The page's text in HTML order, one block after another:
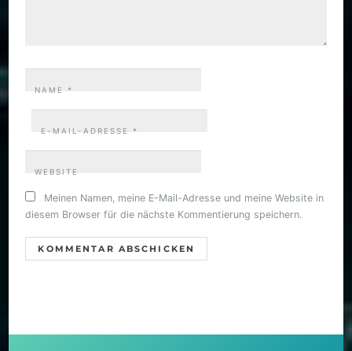
NAME*
E-MAIL-ADRESSE *
WEBSITE
Meinen Namen, meine E-Mail-Adresse und meine Website in
diesem Browser für die nächste Kommentierung speichern.